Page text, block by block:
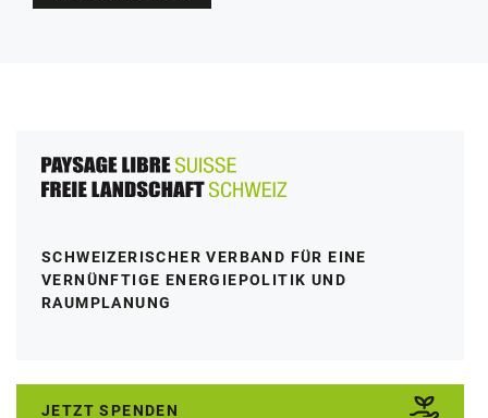
SCHWEIZERISCHER VERBAND FÜR EINE
VERNÜNFTIGE ENERGIEPOLITIK UND
RAUMPLANUNG
JETZT SPENDEN